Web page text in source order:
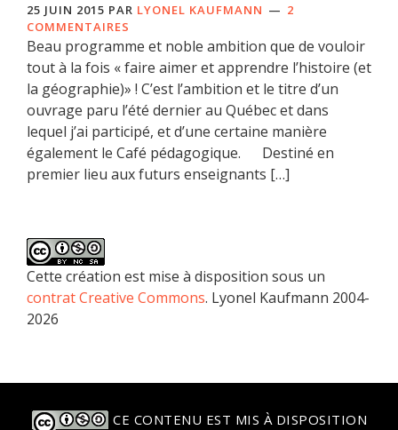
25 JUIN 2015 PAR LYONEL KAUFMANN
2
COMMENTAIRES
Beau programme et noble ambition que de vouloir
tout à la fois « faire aimer et apprendre l’histoire (et
la géographie)» ! C’est l’ambition et le titre d’un
ouvrage paru l’été dernier au Québec et dans
lequel j’ai participé, et d’une certaine manière
également le Café pédagogique. Destiné en
premier lieu aux futurs enseignants […]
Cette création est mise à disposition sous un
contrat Creative Commons. Lyonel Kaufmann 2004-
2026
CE CONTENU EST MIS À DISPOSITION